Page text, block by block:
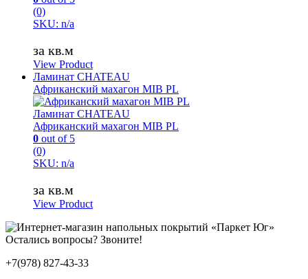
(0)
SKU: n/a
за кв.м
View Product
Ламинат CHATEAU
Африканский махагон MIB PL
Ламинат CHATEAU
Африканский махагон MIB PL
0 out of 5
(0)
SKU: n/a
за кв.м
View Product
Остались вопросы? Звоните!
+7(978) 827-43-33